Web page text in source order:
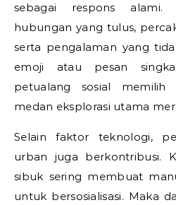
sebagai respons alami.
hubungan yang tulus,
serta pengalaman yang
emoji atau pesan
petualang sosial memilih
medan eksplorasi utama
Selain faktor teknologi,
urban juga berkontribusi.
sibuk sering membuat
untuk bersosialisasi. Maka